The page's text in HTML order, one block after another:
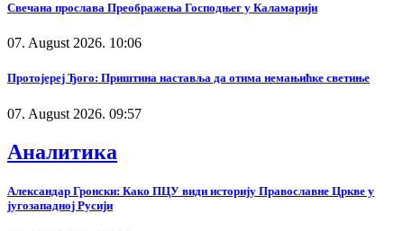
Свечана прослава Преображења Господњег у Каламарији
07. August 2026. 10:06
Протојереј Ђого: Приштина наставља да отима немањићке светиње
07. August 2026. 09:57
Аналитика
Александар Гронски: Како ПЦУ види историју Православне Цркве у
југозападној Русији